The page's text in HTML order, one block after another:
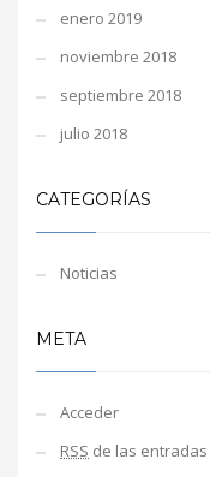
enero 2019
noviembre 2018
septiembre 2018
julio 2018
CATEGORÍAS
Noticias
META
Acceder
RSS de las entradas